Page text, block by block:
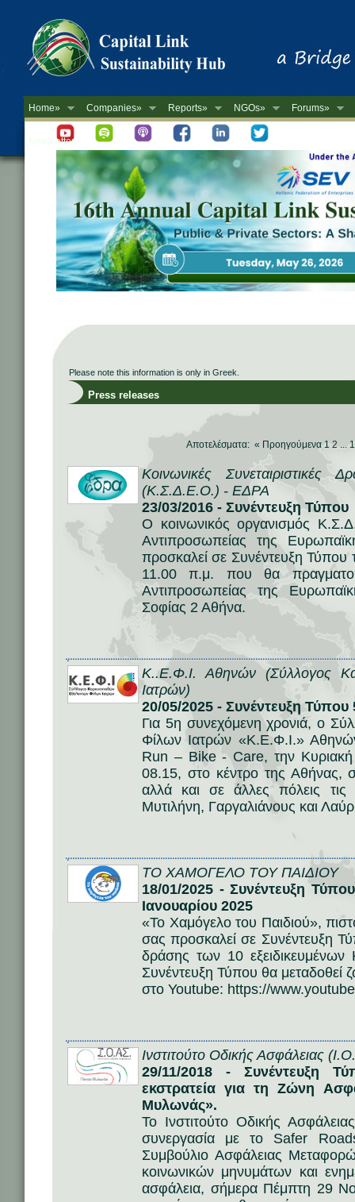
Home» Companies» Reports» NGOs» Forums»
Newsletter
Please note this information is only in Greek.
Press releases
Αποτελέσματα: « Προηγούμενα 1 2 ...
Κοινωνικές Συνεταιριστικές
(Κ.Σ.Δ.Ε.Ο.) - ΕΔΡΑ
23/03/2016 - Συνέντευξη Τύπου
Ο κοινωνικός οργανισμός
Αντιπροσωπείας της
προσκαλεί σε Συνέντευξη
11.00 π.μ. που θα
Αντιπροσωπείας της
Σοφίας 2 Αθήνα.
Κ..Ε.Φ.Ι. Αθηνών (Σύλλογος
Ιατρών)
20/05/2025 - Συνέντευξη
Για 5η συνεχόμενη χρονιά, ο
Φίλων Ιατρών «Κ.Ε.Φ.Ι.»
Run – Bike - Care, την
08.15, στο κέντρο της Αθήνας,
αλλά και σε άλλες πόλεις
Μυτιλήνη, Γαργαλιάνους και
ΤΟ ΧΑΜΟΓΕΛΟ ΤΟΥ ΠΑΙΔΙΟΥ
18/01/2025 - Συνέντευξη
Ιανουαρίου 2025
«Το Χαμόγελο του Παιδιού»,
σας προσκαλεί σε Συνέντευξη
δράσης των 10
Συνέντευξη Τύπου θα μεταδοθεί
στο Youtube: https://
Ινστιτούτο Οδικής Ασφάλειας
29/11/2018 - Συνέντευξη
εκστρατεία για τη Ζώνη
Μυλωνάς».
Το Ινστιτούτο Οδικής
συνεργασία με το Safer
Συμβούλιο Ασφάλειας
κοινωνικών μηνυμάτων και
ασφάλεια, σήμερα Πέμπτη 29